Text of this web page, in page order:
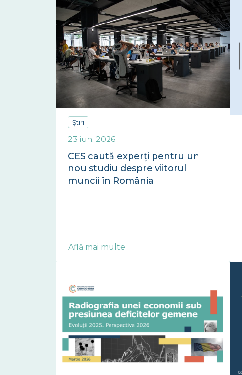
Știri
23 iun. 2026
CES caută experți pentru un
nou studiu despre viitorul
muncii în România
Află mai multe